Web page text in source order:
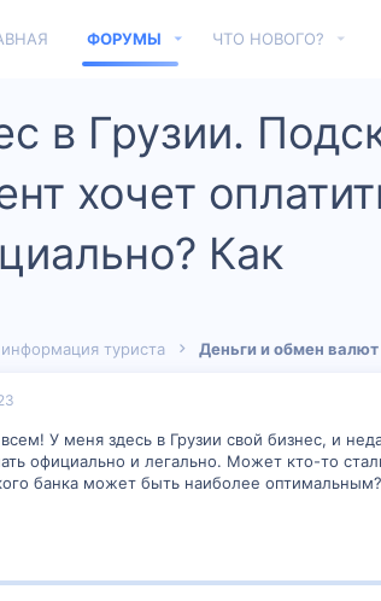
ФОРУМЫ ЧТО НОВОГО?
в Грузии.
хочет
Как
туриста Деньги и обмен валют
У меня здесь в Грузии свой бизнес, и
официально и легально. Может кто-то
банка может быть наиболее